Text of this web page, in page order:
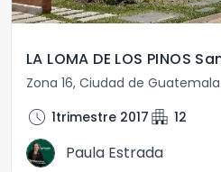
LA LOMA DE LOS PINOS
Zona 16, Ciudad de Guatemala
schedule 1trimestre 2017 apartment 12
Paula Estrada